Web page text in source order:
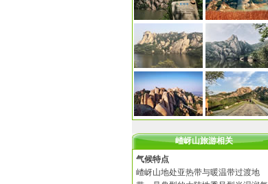
嵖岈山旅游相关
气候特点
嵖岈山地处亚热带与暖温带过渡地